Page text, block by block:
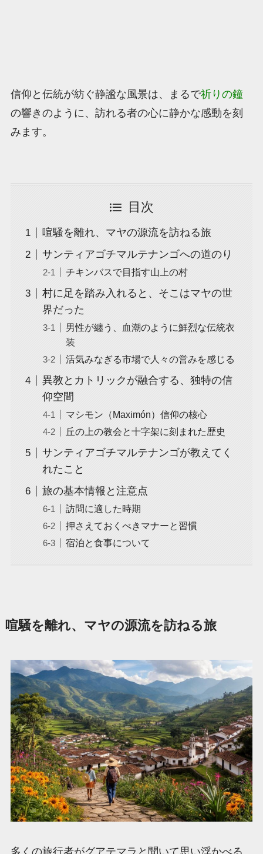
信仰と伝統が紡ぐ静謐な風景は、まるで祈りの鐘
の響きのように、訪れる者の心に静かな感動を刻
みます。
目次
喧騒を離れ、マヤの源流を訪ねる旅
サンティアゴチマルテナンゴへの道のり
チキンバスで目指す山上の村
村に足を踏み入れると、そこはマヤの世
界だった
男性が纏う、血潮のように鮮烈な伝統衣
装
活気みなぎる市場で人々の営みを感じる
異教とカトリックが融合する、独特の信
仰空間
マシモン（Maximón）信仰の核心
丘の上の教会と十字架に刻まれた歴史
サンティアゴチマルテナンゴが教えてく
れたこと
旅の基本情報と注意点
訪問に適した時期
押さえておくべきマナーと習慣
宿泊と食事について
喧騒を離れ、マヤの源流を訪ねる旅